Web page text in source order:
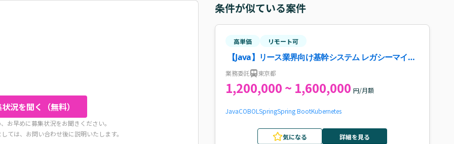
況を聞く（無料）
お早めに募集状況をお聞きください。
ては、お問い合わせ後に説明いたします。
条件が似ている案件
高単価 リモート可
【Java】リース業界向け基幹システム レガシーマイグ
レーション案件・求人
業務委託 東京都
1,200,000 ~ 1,600,000 円/月額
JavaCOBOL SpringSpring BootKubernetes
気になる 詳細を見る